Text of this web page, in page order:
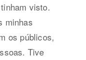
visto.
minhas
os públicos,
Tive